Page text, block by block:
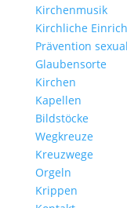
Kirchen­musik
Kirch­liche
Präven­tion
Glau­ben­s­orte
Kirchen
Kapellen
Bild­stöcke
Wegkreuze
Kreuz­wege
Orgeln
Krippen